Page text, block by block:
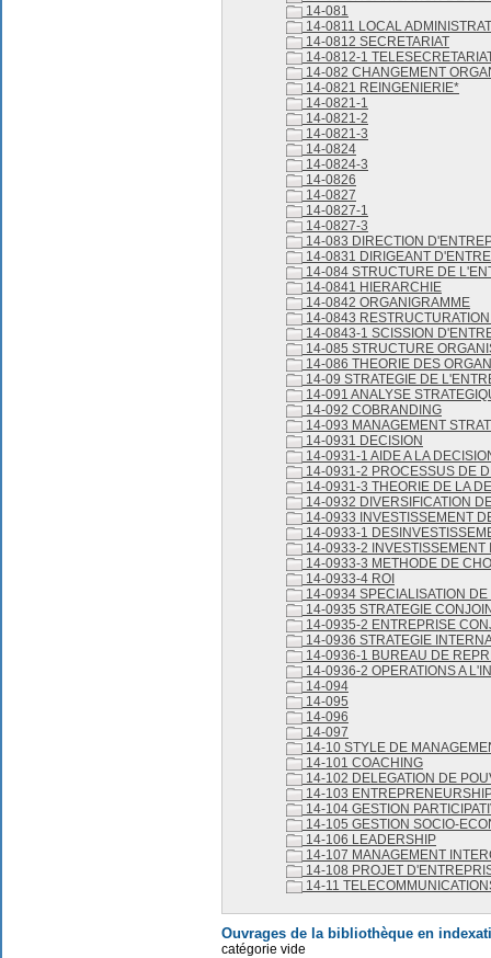
14-081
14-0811 LOCAL
14-0812 SECRETARIAT
14-0812-1
14-082 CHANGEMENT
14-0821 REINGENIERIE*
14-0821-1
14-0821-2
14-0821-3
14-0824
14-0824-3
14-0826
14-0827
14-0827-1
14-0827-3
14-083 DIRECTION
14-0831 DIRIGEANT
14-084 STRUCTURE DE
14-0841 HIERARCHIE
14-0842 ORGANIGRAMME
14-0843
14-0843-1 SCISSION
14-085 STRUCTURE
14-086 THEORIE DES
14-09 STRATEGIE DE
14-091 ANALYSE
14-092 COBRANDING
14-093 MANAGEMENT
14-0931 DECISION
14-0931-1 AIDE A LA
14-0931-2 PROCESSUS DE
14-0931-3 THEORIE DE LA
14-0932 DIVERSIFICATION
14-0933 INVESTISSEMENT
14-0933-1
14-0933-2 INVESTISSEMENT
14-0933-3 METHODE DE
14-0933-4 ROI
14-0934 SPECIALISATION
14-0935 STRATEGIE
14-0935-2 ENTREPRISE
14-0936 STRATEGIE
14-0936-1 BUREAU DE
14-0936-2 OPERATIONS A
14-094
14-095
14-096
14-097
14-10 STYLE DE
14-101 COACHING
14-102 DELEGATION DE
14-103
14-104 GESTION
14-105 GESTION SOCIO-
14-106 LEADERSHIP
14-107 MANAGEMENT
14-108 PROJET
14-11
Ouvrages de la bibliothèque en
catégorie vide